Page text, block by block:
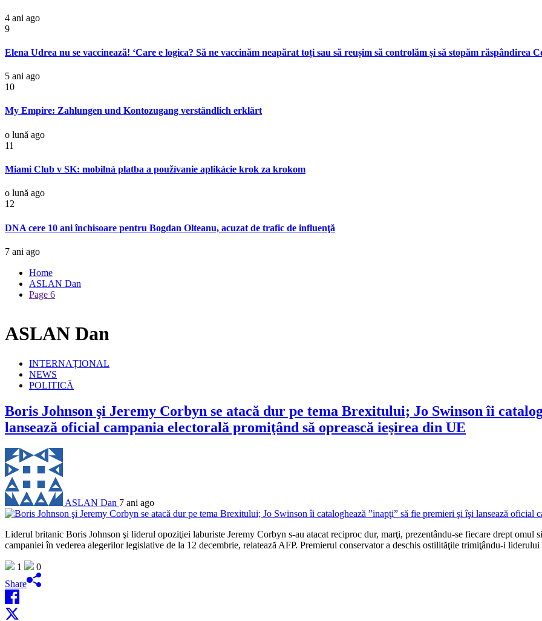
4 ani ago
9
Elena Udrea nu se vaccinează! ‘Care e logica? Să ne vaccinăm neapărat toți sau să reușim să controlăm și să stopăm răspândirea
5 ani ago
10
My Empire: Zahlungen und Kontozugang verständlich erklärt
o lună ago
11
Miami Club v SK: mobilná platba a používanie aplikácie krok za krokom
o lună ago
12
DNA cere 10 ani închisoare pentru Bogdan Olteanu, acuzat de trafic de influenţă
7 ani ago
Home
ASLAN Dan
Page 6
ASLAN Dan
INTERNAȚIONAL
NEWS
POLITICĂ
Boris Johnson şi Jeremy Corbyn se atacă dur pe tema Brexitului; Jo Swinson îi
lansează oficial campania electorală promiţând să oprească ieşirea din UE
ASLAN Dan 7 ani ago
Liderul britanic Boris Johnson şi liderul opoziţiei laburiste Jeremy Corbyn s-au atacat reciproc dur, marţi, prezentându-se fiecare drept omul
campaniei în vederea alegerilor legislative de la 12 decembrie, relatează AFP. Premierul conservator a deschis ostilităţile trimiţându-i
1
0
Share